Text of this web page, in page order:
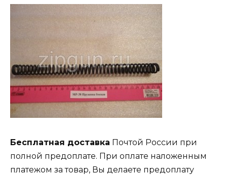
Бесплатная доставка Почтой России при
полной предоплате. При оплате наложенным
платежом за товар, Вы делаете предоплату